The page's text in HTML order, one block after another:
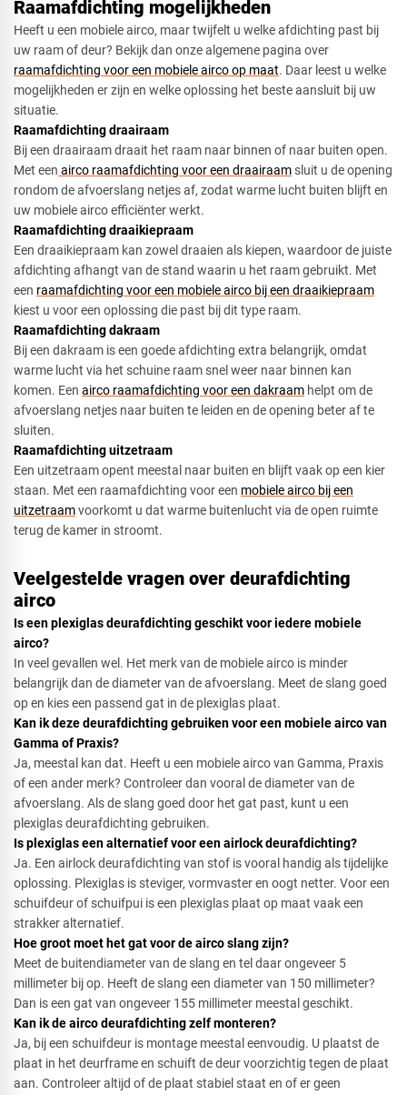
Raamafdichting mogelijkheden
Heeft u een mobiele airco, maar twijfelt u welke afdichting past bij
uw raam of deur? Bekijk dan onze algemene pagina over
raamafdichting voor een mobiele airco op maat. Daar leest u welke
mogelijkheden er zijn en welke oplossing het beste aansluit bij uw
situatie.
Raamafdichting draairaam​
Bij een draairaam draait het raam naar binnen of naar buiten open.
Met een airco raamafdichting voor een draairaam sluit u de opening
rondom de afvoerslang netjes af, zodat warme lucht buiten blijft en
uw mobiele airco efficiënter werkt.
Raamafdichting draaikiepraam​​
Een draaikiepraam kan zowel draaien als kiepen, waardoor de juiste
afdichting afhangt van de stand waarin u het raam gebruikt. Met
een raamafdichting voor een mobiele airco bij een draaikiepraam
kiest u voor een oplossing die past bij dit type raam.
Raamafdichting dakraam​​
Bij een dakraam is een goede afdichting extra belangrijk, omdat
warme lucht via het schuine raam snel weer naar binnen kan
komen. Een airco raamafdichting voor een dakraam helpt om de
afvoerslang netjes naar buiten te leiden en de opening beter af te
sluiten.
Raamafdichting uitzetraam​
Een uitzetraam opent meestal naar buiten en blijft vaak op een kier
staan. Met een raamafdichting voor een mobiele airco bij een
uitzetraamvoorkomt u dat warme buitenlucht via de open ruimte
terug de kamer in stroomt.
Veelgestelde vragen over deurafdichting
airco
Is een plexiglas deurafdichting geschikt voor iedere mobiele
airco?​
In veel gevallen wel. Het merk van de mobiele airco is minder
belangrijk dan de diameter van de afvoerslang. Meet de slang goed
op en kies een passend gat in de plexiglas plaat.
Kan ik deze deurafdichting gebruiken voor een mobiele airco van
Gamma of Praxis?​
Ja, meestal kan dat. Heeft u een mobiele airco van Gamma, Praxis
of een ander merk? Controleer dan vooral de diameter van de
afvoerslang. Als de slang goed door het gat past, kunt u een
plexiglas deurafdichting gebruiken.
Is plexiglas een alternatief voor een airlock deurafdichting?​
Ja. Een airlock deurafdichting van stof is vooral handig als tijdelijke
oplossing. Plexiglas is steviger, vormvaster en oogt netter. Voor een
schuifdeur of schuifpui is een plexiglas plaat op maat vaak een
strakker alternatief.
Hoe groot moet het gat voor de airco slang zijn?​
Meet de buitendiameter van de slang en tel daar ongeveer 5
millimeter bij op. Heeft de slang een diameter van 150 millimeter?
Dan is een gat van ongeveer 155 millimeter meestal geschikt.
Kan ik de airco deurafdichting zelf monteren?​
Ja, bij een schuifdeur is montage meestal eenvoudig. U plaatst de
plaat in het deurframe en schuift de deur voorzichtig tegen de plaat
aan. Controleer altijd of de plaat stabiel staat en of er geen